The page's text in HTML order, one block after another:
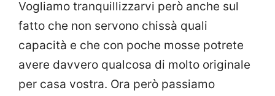
Vogliamo tranquillizzarvi però anche sul
fatto che non servono chissà quali
capacità e che con poche mosse potrete
avere davvero qualcosa di molto originale
per casa vostra. Ora però passiamo